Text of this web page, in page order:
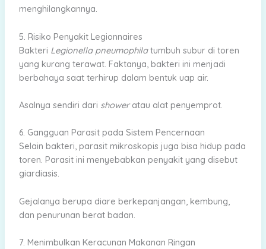
menghilangkannya.
5. Risiko Penyakit Legionnaires
Bakteri Legionella pneumophilatumbuh subur di toren
yang kurang terawat. Faktanya, bakteri ini menjadi
berbahaya saat terhirup dalam bentuk uap air.
Asalnya sendiri dari showeratau alat penyemprot.
6. Gangguan Parasit pada Sistem Pencernaan
Selain bakteri, parasit mikroskopis juga bisa hidup pada
toren. Parasit ini menyebabkan penyakit yang disebut
giardiasis.
Gejalanya berupa diare berkepanjangan, kembung,
dan penurunan berat badan.
7. Menimbulkan Keracunan Makanan Ringan